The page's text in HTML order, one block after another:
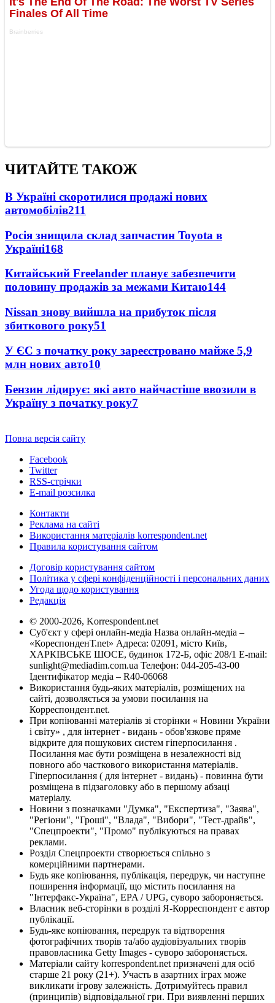
ЧИТАЙТЕ ТАКОЖ
В Україні скоротилися продажі нових
автомобілів211
Росія знищила склад запчастин Toyota в
Україні168
Китайський Freelander планує забезпечити
половину продажів за межами Китаю144
Nissan знову вийшла на прибуток після
збиткового року51
У ЄС з початку року зареєстровано майже 5,9
млн нових авто10
Бензин лідирує: які авто найчастіше ввозили в
Україну з початку року7
Повна версія сайту
Facebook
Twitter
RSS-стрічки
E-mail розсилка
Контакти
Реклама на сайті
Використання матеріалів korrespondent.net
Правила користування сайтом
Договір користування сайтом
Політика у сфері конфіденційності і персональних даних
Угода щодо користування
Редакція
© 2000-2026, Korrespondent.net
Суб'єкт у сфері онлайн-медіа Назва онлайн-медіа –
«КореспонденТ.net» Адреса: 02091, місто Київ,
ХАРКІВСЬКЕ ШОСЕ, будинок 172-Б, офіс 208/1 E-mail:
sunlight@mediadim.com.ua Телефон: 044-205-43-00
Ідентифікатор медіа – R40-06068
Використання будь-яких матеріалів, розміщених на
сайті, дозволяється за умови посилання на
Корреспондент.net.
При копіюванні матеріалів зі сторінки « Новини України
і світу» , для інтернет - видань - обов'язкове пряме
відкрите для пошукових систем гіперпосилання .
Посилання має бути розміщена в незалежності від
повного або часткового використання матеріалів.
Гіперпосилання ( для інтернет - видань) - повинна бути
розміщена в підзаголовку або в першому абзаці
матеріалу.
Новини з позначками "Думка", "Експертиза", "Заява",
"Регіони", "Гроші", "Влада", "Вибори", "Тест-драйв",
"Спецпроекти", "Промо" публікуються на правах
реклами.
Розділ Спецпроекти створюється спільно з
комерційними партнерами.
Будь яке копіювання, публікація, передрук, чи наступне
поширення інформації, що містить посилання на
"Інтерфакс-Україна", EPA / UPG, суворо забороняється.
Власник веб-сторінки в розділі Я-Корреспондент є автор
публікації.
Будь-яке копіювання, передрук та відтворення
фотографічних творів та/або аудіовізуальних творів
правовласника Getty Images - суворо забороняється.
Матеріали сайту korrespondent.net призначені для осіб
старше 21 року (21+). Участь в азартних іграх може
викликати ігрову залежність. Дотримуйтесь правил
(принципів) відповідальної гри. При виявленні перших